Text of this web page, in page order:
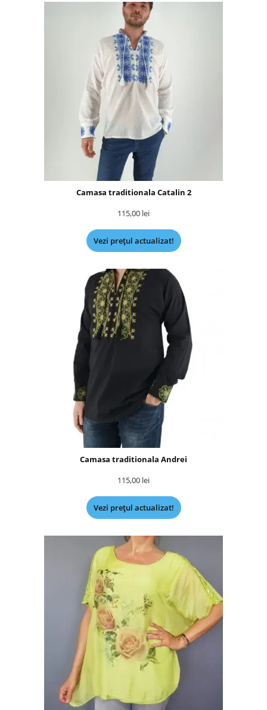
Camasa traditionala Catalin 2
115,00 lei
Vezi prețul actualizat!
Camasa traditionala Andrei
115,00 lei
Vezi prețul actualizat!